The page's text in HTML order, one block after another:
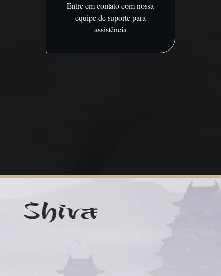
Entre em contato com nossa
equipe de suporte para
assistência